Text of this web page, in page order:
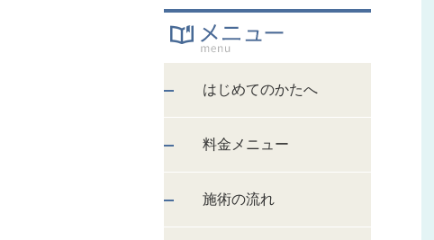
はじめてのかたへ
料金メニュー
施術の流れ